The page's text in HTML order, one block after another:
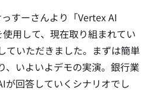
すーさんより「Vertex AI
用して、現在取り組まれてい
ていただきました。まずは簡単
、いよいよデモの実演。銀行業
が回答していくシナリオでし